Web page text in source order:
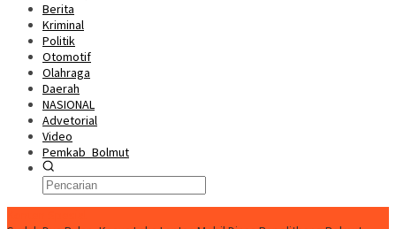
Berita
Kriminal
Politik
Otomotif
Olahraga
Daerah
NASIONAL
Advetorial
Video
Pemkab_Bolmut